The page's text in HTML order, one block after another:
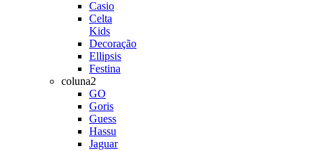
Casio
Celta
Kids
Decoração
Ellipsis
Festina
coluna2
GO
Goris
Guess
Hassu
Jaguar